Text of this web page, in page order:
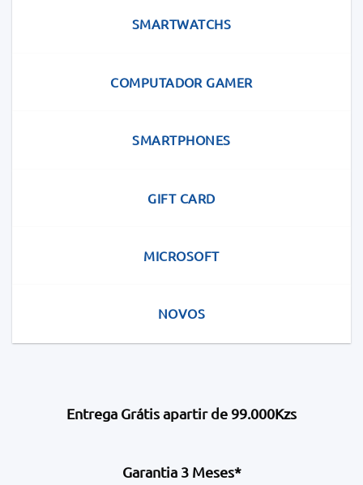
SMARTWATCHS
COMPUTADOR GAMER
SMARTPHONES
GIFT CARD
MICROSOFT
NOVOS
Entrega Grátis apartir de 99.000Kzs
Garantia 3 Meses*